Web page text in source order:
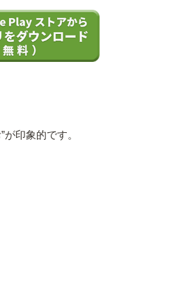
印象的です。